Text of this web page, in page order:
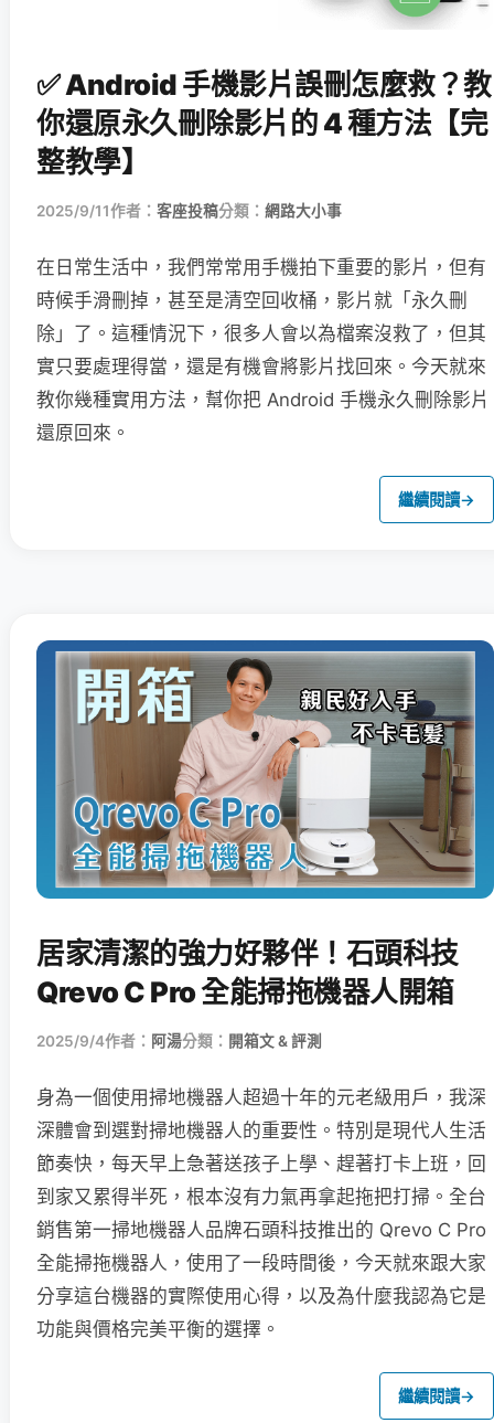
✅ Android 手機影片誤刪怎麼救？教
你還原永久刪除影片的 4 種方法【完
整教學】
2025/9/11作者： 客座投稿分類： 網路大小事
在日常生活中，我們常常用手機拍下重要的影片，但有
時候手滑刪掉，甚至是清空回收桶，影片就「永久刪
除」了。這種情況下，很多人會以為檔案沒救了，但其
實只要處理得當，還是有機會將影片找回來。今天就來
教你幾種實用方法，幫你把 Android 手機永久刪除影片
還原回來。
繼續閱讀→
居家清潔的強力好夥伴！石頭科技
Qrevo C Pro 全能掃拖機器人開箱
2025/9/4作者： 阿湯分類： 開箱文 & 評測
身為一個使用掃地機器人超過十年的元老級用戶，我深
深體會到選對掃地機器人的重要性。特別是現代人生活
節奏快，每天早上急著送孩子上學、趕著打卡上班，回
到家又累得半死，根本沒有力氣再拿起拖把打掃。全台
銷售第一掃地機器人品牌石頭科技推出的 Qrevo C Pro
全能掃拖機器人，使用了一段時間後，今天就來跟大家
分享這台機器的實際使用心得，以及為什麼我認為它是
功能與價格完美平衡的選擇。
繼續閱讀→